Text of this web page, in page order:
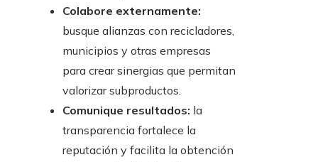
Colabore externamente:
busque alianzas con recicladores,
municipios y otras empresas
para crear sinergias que permitan
valorizar subproductos.
Comunique resultados: la
transparencia fortalece la
reputación y facilita la obtención